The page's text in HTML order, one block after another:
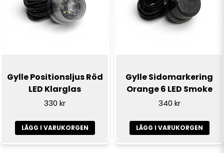
Gylle Positionsljus Röd
LED Klarglas
330 kr
LÄGG I VARUKORGEN
Gylle Sidomarkering
Orange 6 LED Smoke
340 kr
LÄGG I VARUKORGEN